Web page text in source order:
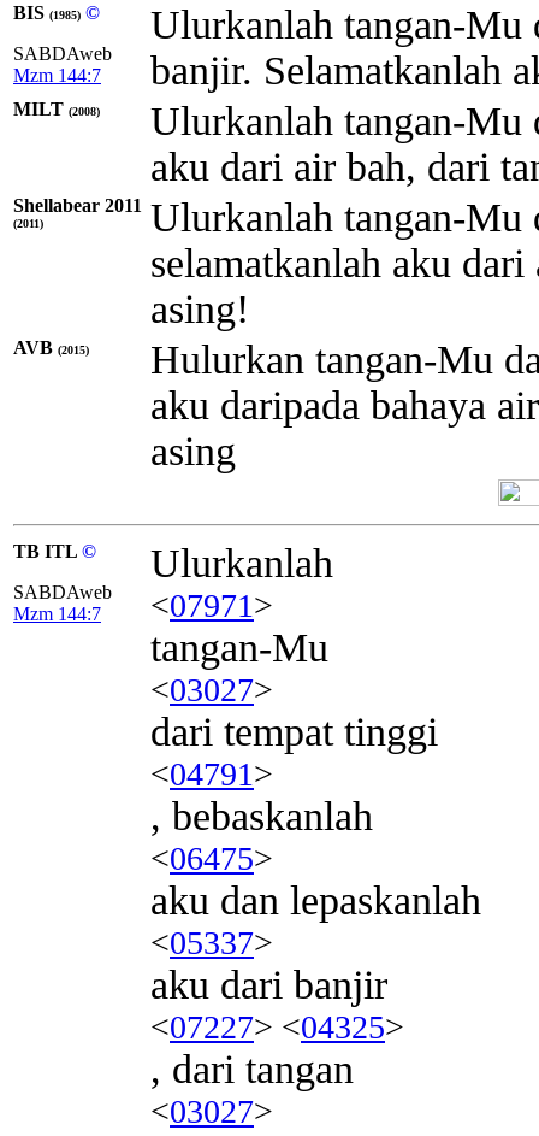
BIS (1985) ©
SABDAweb
Mzm 144:7
Ulurkanlah tangan-Mu
banjir. Selamatkanlah
MILT (2008)
Ulurkanlah tangan-Mu
aku dari air bah, dari
Shellabear 2011
(2011)
Ulurkanlah tangan-Mu
selamatkanlah aku
asing!
AVB (2015)
Hulurkan tangan-Mu
aku daripada bahaya
asing
TB ITL ©
SABDAweb
Mzm 144:7
Ulurkanlah
<07971>
tangan-Mu
<03027>
dari tempat tinggi
<04791>
, bebaskanlah
<06475>
aku dan lepaskanlah
<05337>
aku dari banjir
<07227> <04325>
, dari tangan
<03027>